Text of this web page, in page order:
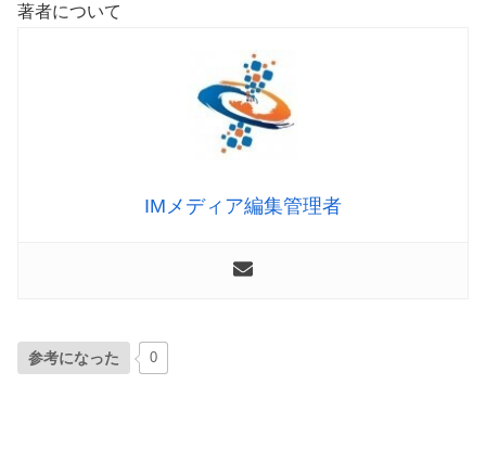
著者について
IMメディア編集管理者
参考になった 0